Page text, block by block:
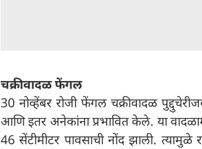
चक्रीवादळ फेंगल
30 नोव्हेंबर रोजी फेंगल चक्रीवादळ
आणि इतर अनेकांना प्रभावित केले. या
46 सेंटीमीटर पावसाची नोंद झाली.